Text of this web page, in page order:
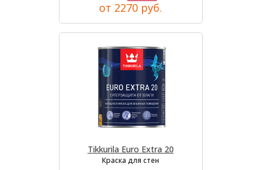
от 2270 руб.
Tikkurila Euro Extra 20
Краска для стен